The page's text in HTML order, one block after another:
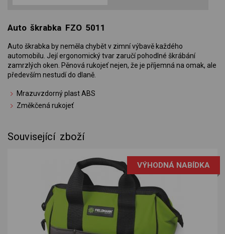
Auto škrabka FZO 5011
Auto škrabka by neměla chybět v zimní výbavě každého
automobilu. Její ergonomický tvar zaručí pohodlné škrábání
zamrzlých oken. Pěnová rukojeť nejen, že je příjemná na omak, ale
především nestudí do dlaně.
Mrazuvzdorný plast ABS
Změkčená rukojeť
Související zboží
VÝHODNÁ NABÍDKA